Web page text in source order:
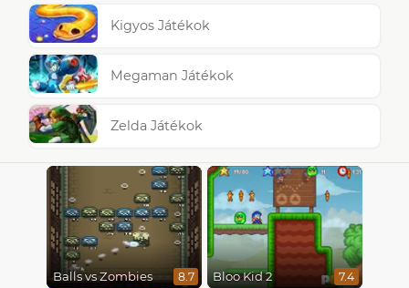
Kigyos Játékok
Megaman Játékok
Zelda Játékok
Balls vs Zombies 8.7 Bloo Kid 2 7.4